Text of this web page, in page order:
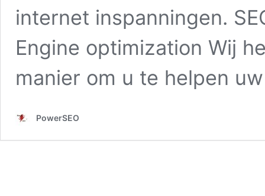
internet inspanningen.
Engine optimization Wij
manier om u te helpen
PowerSEO